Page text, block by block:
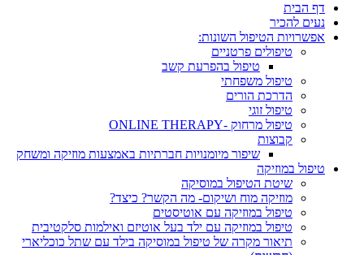
דף הבית
נעים להכיר
אפשרויות הטיפול השונות:
טיפולים פרטניים
טיפול בהפרעת קשב
טיפול משפחתי
הדרכת הורים
טיפול זוגי
טיפול מרחוק -ONLINE THERAPY
קבוצות
שיפור מיומנויות חברתיות באמצעות מוזיקה ומשחק
טיפול במוזיקה
שיטת הטיפול במוסיקה
מוזיקה מוח ושיקום- מה הקשר? כיצד?
טיפול במוזיקה עם אוטיסטים
טיפול במוזיקה עם ילד בעל אוטיזם ואילמות סלקטיבית
תיאור מקרה של טיפול במוסיקה בילד עם שתל כוכליארי